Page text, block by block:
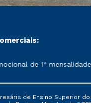
de rematrícula
de 1ª
de Ensino Superior